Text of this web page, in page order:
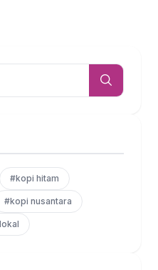
#kopi hitam
#kopi nusantara